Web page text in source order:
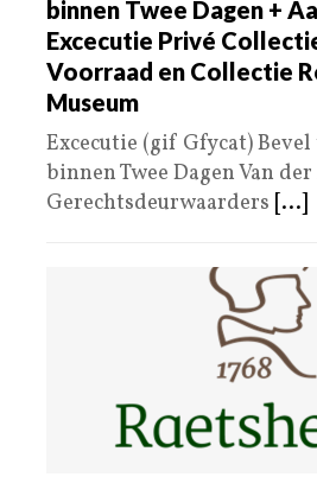
binnen Twee Dagen +
Excecutie Privé
Voorraad en Collectie
Museum
Excecutie (gif Gfycat)
binnen Twee Dagen Van
Gerechtsdeurwaarders [...]